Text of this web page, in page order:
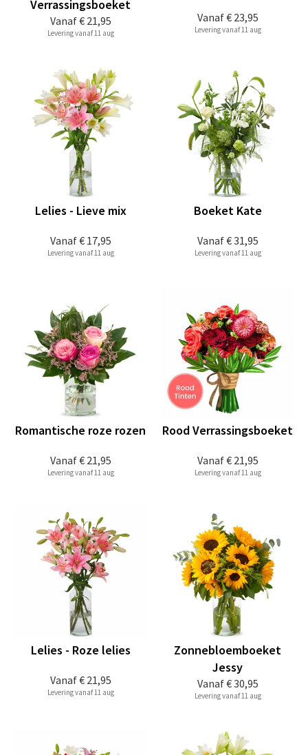
Vanaf€ 21,95
Verrassingsboeket
Levering vanaf 11 aug
Vanaf€ 23,95
Levering vanaf 11 aug
Vanaf€ 17,95
Lelies - Lieve mix
Levering vanaf 11 aug
Vanaf€ 31,95
Boeket Kate
Levering vanaf 11 aug
Vanaf€ 21,95
Romantische roze rozen
Levering vanaf 11 aug
Vanaf€ 21,95
Rood Verrassingsboeket
Levering vanaf 11 aug
Vanaf€ 21,95
Lelies - Roze lelies
Levering vanaf 11 aug
Vanaf€ 30,95
Zonnebloemboeket
Jessy
Levering vanaf 11 aug